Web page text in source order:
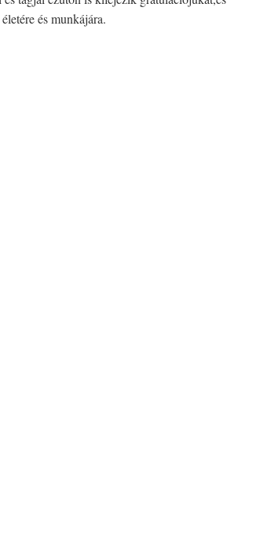
és munkájára.